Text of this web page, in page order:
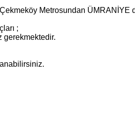
Metrosundan
;
gerekmektedir.